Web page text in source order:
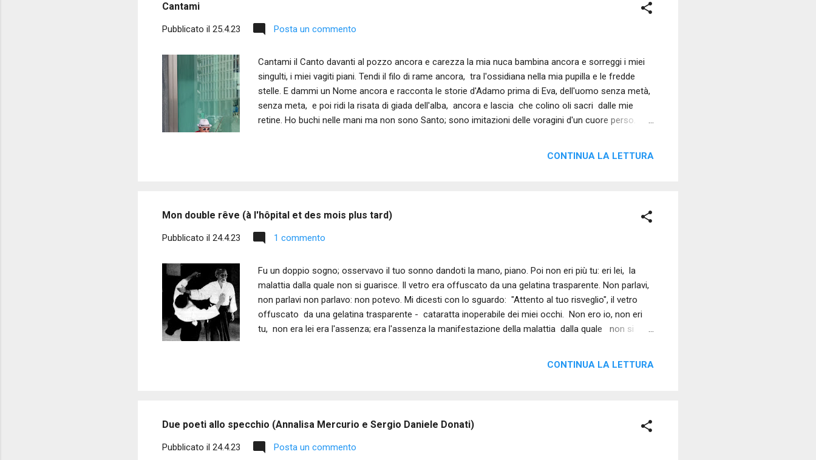
Cantami
Pubblicato il 25.4.23 Posta un commento
Cantami il Canto davanti al pozzo ancora e carezza la mia nuca bambina ancora e sorreggi i miei
singulti, i miei vagiti piani. Tendi il filo di rame ancora, tra l'ossidiana nella mia pupilla e le fredde
stelle. E dammi un Nome ancora e racconta le storie d'Adamo prima di Eva, dell'uomo senza metà,
senza meta, e poi ridi la risata di giada dell'alba, ancora e lascia che colino oli sacri dalle mie
retine. Ho buchi nelle mani ma non sono Santo; sono imitazioni delle voragini d'un cuore perso.
CONTINUA LA LETTURA
Mon double rêve (à l'hôpital et des mois plus tard)
Pubblicato il 24.4.23 1 commento
Fu un doppio sogno; osservavo il tuo sonno dandoti la mano, piano. Poi non eri più tu: eri lei, la
malattia dalla quale non si guarisce. Il vetro era offuscato da una gelatina trasparente. Non parlavi,
non parlavi non parlavo: non potevo. Mi dicesti con lo sguardo: "Attento al tuo risveglio", il vetro
offuscato da una gelatina trasparente - cataratta inoperabile dei miei occhi. Non ero io, non eri
tu, non era lei era l'assenza; era l'assenza la manifestazione della malattia dalla quale non si
CONTINUA LA LETTURA
Due poeti allo specchio (Annalisa Mercurio e Sergio Daniele Donati)
Pubblicato il 24.4.23 Posta un commento